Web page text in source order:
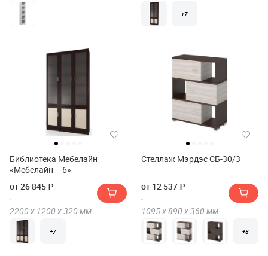
+7
Библиотека Мебелайн
«Мебелайн – 6»
от 26 845 ₽
2200 х 1200 х320 мм
+7
Стеллаж Мэрдэс СБ-30/3
от 12 537 ₽
1095 х890 х360 мм
+8